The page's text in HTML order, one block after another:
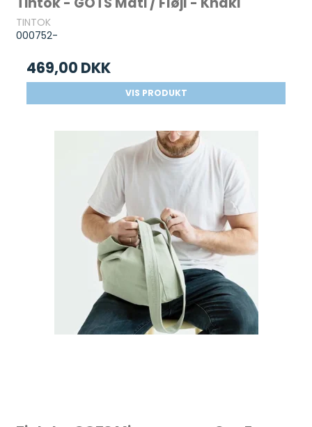
TINTOK
000752-
469,00 DKK
VIS PRODUKT